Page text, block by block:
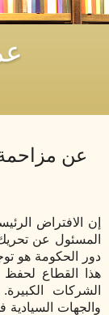
عن
إن الافتراض
المسئول عن
دور الحكومة هو
هذا القطاع لحفظ
الشركات
والجهات السيادية